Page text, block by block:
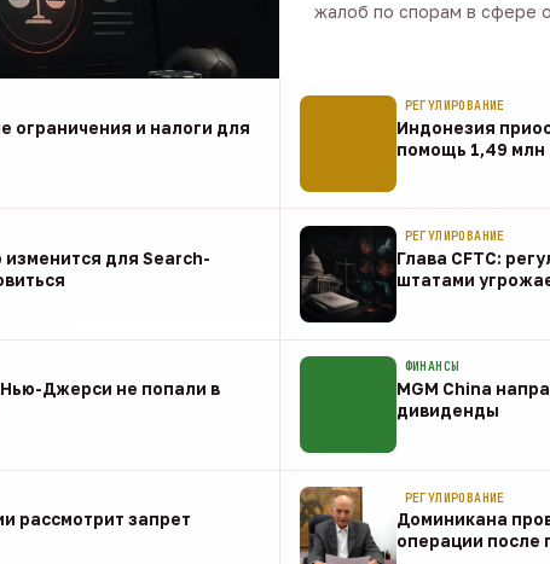
жалоб по спорам в сфере
ограничения и налоги для
РЕГУЛИРОВАНИЕ
Индонезия
помощь 1,49 млн
07 авг
изменится для Search-
РЕГУЛИРОВАНИЕ
Глава CFTC:
штатами
07 авг
Джерси не попали в
ФИНАНСЫ
MGM China
дивиденды
07 авг
рассмотрит запрет
РЕГУЛИРОВАНИЕ
Доминикана
операции после